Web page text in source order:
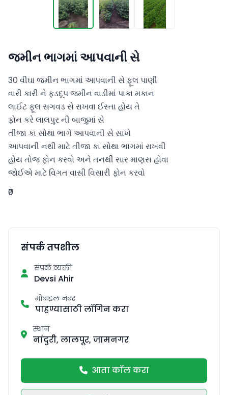
જમીન ભાગમાં આપવાની સે
30 વીઘા જમીન ભાગમાં આપવાની સે ફૂલ પાણી
વારી કારી ને ફડદૂપ જમીન વાડીમાં પાકા મકાન
લાઈટ ફૂલ સગવડ સે રાખવા ઈસ્તા હોય તે
ફોન કરે લાલપુર ની બાજુમાં સે
તીજા કા સોથા ભાગે આપવાની સે સાખે
આપવાની નથી માટે તીજા કા સોથા ભાગમાં રાખવી
હોય તોજ ફોન કરવો અને તનથી સાર માણસ હોવા
જોઈએ માટે વિગત વાસી વિસારી ફોન કરવો
₹0
संपर्क तपशील
संपर्क व्यक्ती
Devsi Ahir
मोबाइल नंबर
पाहण्यासाठी लॉगिन करा
स्थान
नांदुरी, लालपूर, जामनगर
आता कॉल करा